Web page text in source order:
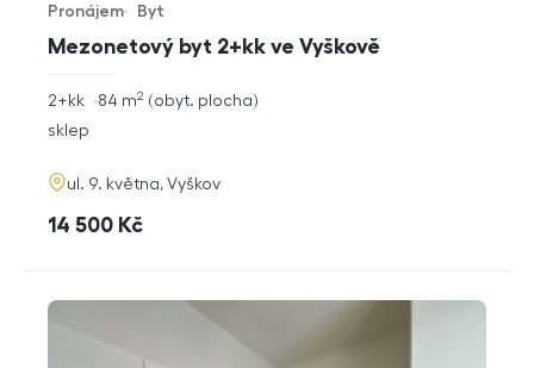
Mezonetový byt 2+kk ve Vyškově
Typ nabídky
Pronájem
Typ nemovitosti
Byt
rozměry
2+kk obyt. plocha
84 m2
funkce
sklep
adresa
ul. 9. května, Vyškov
cena
14 500 Kč